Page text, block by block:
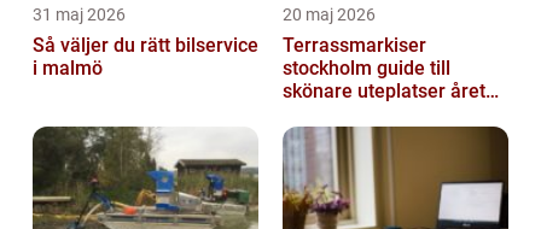
31 maj 2026
Så väljer du rätt bilservice
i malmö
20 maj 2026
Terrassmarkiser
stockholm guide till
skönare uteplatser året